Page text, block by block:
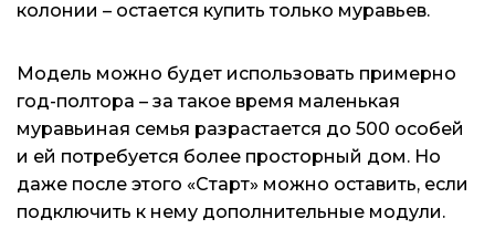
колонии – остается купить только муравьев.
Модель можно будет использовать примерно
год-полтора – за такое время маленькая
муравьиная семья разрастается до 500 особей
и ей потребуется более просторный дом. Но
даже после этого «Старт» можно оставить, если
подключить к нему дополнительные модули.